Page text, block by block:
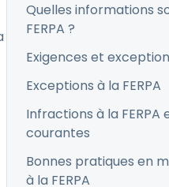
secteurs
Quelles informations
FERPA ?
Exigences et
Exceptions à la FERPA
Infractions à la FERPA
courantes
Bonnes pratiques en
à la FERPA